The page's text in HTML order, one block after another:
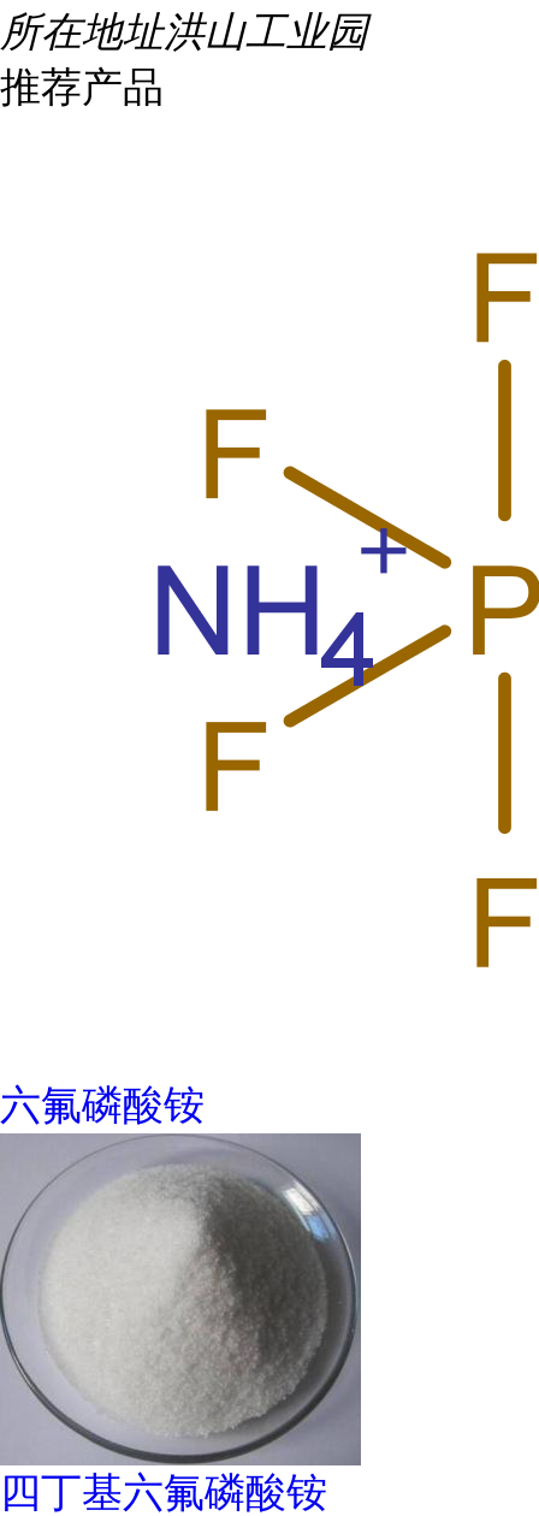
所在地址洪山工业园
推荐产品
六氟磷酸铵
四丁基六氟磷酸铵